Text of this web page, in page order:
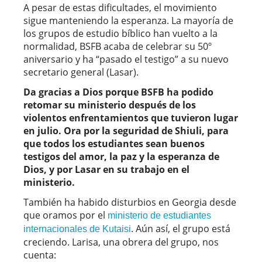
A pesar de estas dificultades, el movimiento
sigue manteniendo la esperanza. La mayoría de
los grupos de estudio bíblico han vuelto a la
normalidad, BSFB acaba de celebrar su 50º
aniversario y ha “pasado el testigo” a su nuevo
secretario general (Lasar).
Da gracias a Dios porque BSFB ha podido
retomar su ministerio después de los
violentos enfrentamientos que tuvieron lugar
en julio. Ora por la seguridad de Shiuli, para
que todos los estudiantes sean buenos
testigos del amor, la paz y la esperanza de
Dios, y por Lasar en su trabajo en el
ministerio.
También ha habido disturbios en Georgia desde
que oramos por el ministerio de estudiantes
internacionales de Kutaisi. Aún así, el grupo está
creciendo. Larisa, una obrera del grupo, nos
cuenta: